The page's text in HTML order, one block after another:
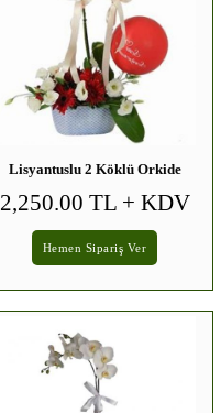
Lisyantuslu 2 Köklü Orkide
2,250.00 TL + KDV
Hemen Sipariş Ver